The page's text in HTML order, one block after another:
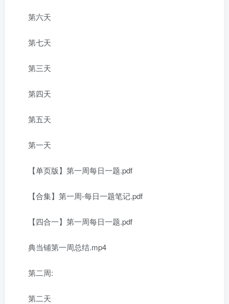
第六天
第七天
第三天
第四天
第五天
第一天
【单页版】第一周每日一题.pdf
【合集】第一周-每日一题笔记.pdf
【四合一】第一周每日一题.pdf
典当铺第一周总结.mp4
第二周:
第二天